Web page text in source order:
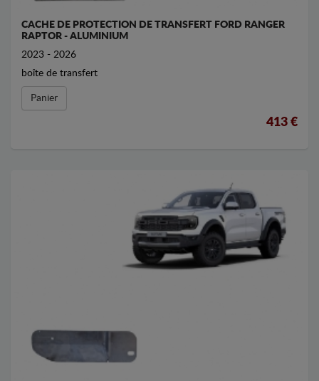
CACHE DE PROTECTION DE TRANSFERT FORD RANGER
RAPTOR - ALUMINIUM
2023 - 2026
boîte de transfert
Panier
413 €